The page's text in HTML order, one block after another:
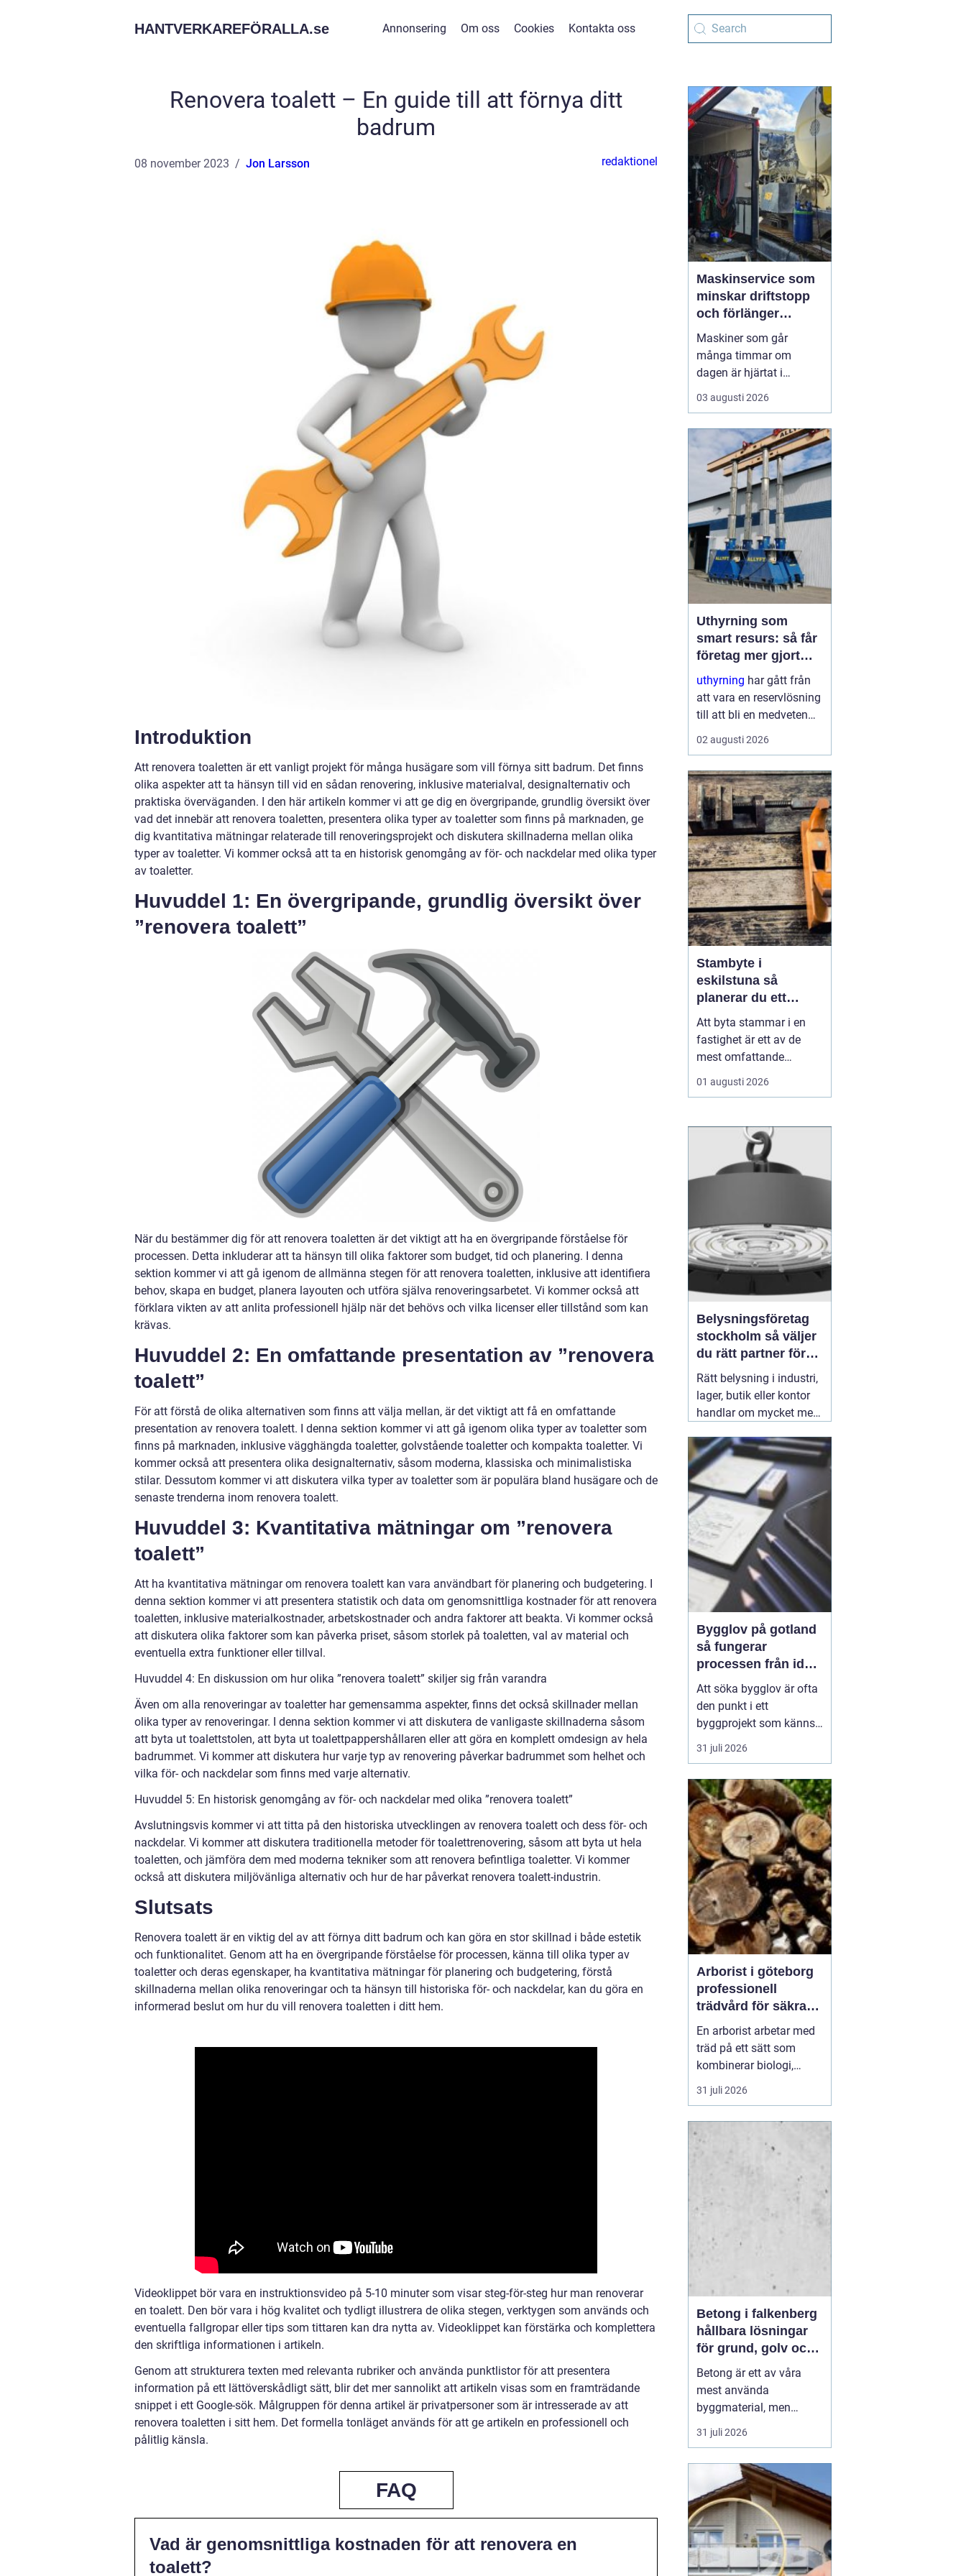
HANTVERKAREFÖRALLA.se Annonsering Om oss Cookies Kontakta oss
Renovera toalett – En guide till att förnya ditt
badrum
08 november 2023 Jon Larsson redaktionel
Introduktion
Att renovera toaletten är ett vanligt projekt för många husägare som vill förnya sitt badrum. Det finns
olika aspekter att ta hänsyn till vid en sådan renovering, inklusive materialval, designalternativ och
praktiska överväganden. I den här artikeln kommer vi att ge dig en övergripande, grundlig översikt över
vad det innebär att renovera toaletten, presentera olika typer av toaletter som finns på marknaden, ge
dig kvantitativa mätningar relaterade till renoveringsprojekt och diskutera skillnaderna mellan olika
typer av toaletter. Vi kommer också att ta en historisk genomgång av för- och nackdelar med olika typer
av toaletter.
Huvuddel 1: En övergripande, grundlig översikt över
”renovera toalett”
När du bestämmer dig för att renovera toaletten är det viktigt att ha en övergripande förståelse för
processen. Detta inkluderar att ta hänsyn till olika faktorer som budget, tid och planering. I denna
sektion kommer vi att gå igenom de allmänna stegen för att renovera toaletten, inklusive att identifiera
behov, skapa en budget, planera layouten och utföra själva renoveringsarbetet. Vi kommer också att
förklara vikten av att anlita professionell hjälp när det behövs och vilka licenser eller tillstånd som kan
krävas.
Huvuddel 2: En omfattande presentation av ”renovera
toalett”
För att förstå de olika alternativen som finns att välja mellan, är det viktigt att få en omfattande
presentation av renovera toalett. I denna sektion kommer vi att gå igenom olika typer av toaletter som
finns på marknaden, inklusive vägghängda toaletter, golvstående toaletter och kompakta toaletter. Vi
kommer också att presentera olika designalternativ, såsom moderna, klassiska och minimalistiska
stilar. Dessutom kommer vi att diskutera vilka typer av toaletter som är populära bland husägare och de
senaste trenderna inom renovera toalett.
Huvuddel 3: Kvantitativa mätningar om ”renovera
toalett”
Att ha kvantitativa mätningar om renovera toalett kan vara användbart för planering och budgetering. I
denna sektion kommer vi att presentera statistik och data om genomsnittliga kostnader för att renovera
toaletten, inklusive materialkostnader, arbetskostnader och andra faktorer att beakta. Vi kommer också
att diskutera olika faktorer som kan påverka priset, såsom storlek på toaletten, val av material och
eventuella extra funktioner eller tillval.
Huvuddel 4: En diskussion om hur olika ”renovera toalett” skiljer sig från varandra
Även om alla renoveringar av toaletter har gemensamma aspekter, finns det också skillnader mellan
olika typer av renoveringar. I denna sektion kommer vi att diskutera de vanligaste skillnaderna såsom
att byta ut toalettstolen, att byta ut toalettpappershållaren eller att göra en komplett omdesign av hela
badrummet. Vi kommer att diskutera hur varje typ av renovering påverkar badrummet som helhet och
vilka för- och nackdelar som finns med varje alternativ.
Huvuddel 5: En historisk genomgång av för- och nackdelar med olika ”renovera toalett”
Avslutningsvis kommer vi att titta på den historiska utvecklingen av renovera toalett och dess för- och
nackdelar. Vi kommer att diskutera traditionella metoder för toalettrenovering, såsom att byta ut hela
toaletten, och jämföra dem med moderna tekniker som att renovera befintliga toaletter. Vi kommer
också att diskutera miljövänliga alternativ och hur de har påverkat renovera toalett-industrin.
Slutsats
Renovera toalett är en viktig del av att förnya ditt badrum och kan göra en stor skillnad i både estetik
och funktionalitet. Genom att ha en övergripande förståelse för processen, känna till olika typer av
toaletter och deras egenskaper, ha kvantitativa mätningar för planering och budgetering, förstå
skillnaderna mellan olika renoveringar och ta hänsyn till historiska för- och nackdelar, kan du göra en
informerad beslut om hur du vill renovera toaletten i ditt hem.
Videoklippet bör vara en instruktionsvideo på 5-10 minuter som visar steg-för-steg hur man renoverar
en toalett. Den bör vara i hög kvalitet och tydligt illustrera de olika stegen, verktygen som används och
eventuella fallgropar eller tips som tittaren kan dra nytta av. Videoklippet kan förstärka och komplettera
den skriftliga informationen i artikeln.
Genom att strukturera texten med relevanta rubriker och använda punktlistor för att presentera
information på ett lättöverskådligt sätt, blir det mer sannolikt att artikeln visas som en framträdande
snippet i ett Google-sök. Målgruppen för denna artikel är privatpersoner som är intresserade av att
renovera toaletten i sitt hem. Det formella tonläget används för att ge artikeln en professionell och
pålitlig känsla.
FAQ
Vad är genomsnittliga kostnaden för att renovera en
toalett?
Maskinservice som
minskar driftstopp
och förlänger
livslängden
Maskiner som går
många timmar om
dagen är hjärtat i
entreprenad, skog och
lantbruk. När de stannar,
genomtänkt
maskinservice intebara
en kostnad, utan ett sätt
a...
03 augusti 2026
Uthyrning som
smart resurs: så får
företag mer gjort
med mindre
uthyrning har gått från
att vara en reservlösning
till att bli en medveten
strategi för många
företag. I stället för att
utrustning väljer allt fler
att hyra. Det frigör både
pengar o...
02 augusti 2026
Stambyte i
eskilstuna så
planerar du ett
tryggt och hållbart
projekt
Att byta stammar i en
fastighet är ett av de
mest omfattande
ingreppen som kan
göras i ett hus.
nödvändig åtgärd för att
undvika vattenskador,
fuktproblem och
kostsamma akuta
fastighetsäga...
01 augusti 2026
Belysningsföretag
stockholm så väljer
du rätt partner för
professionell
ljussättning
Rätt belysning i industri,
lager, butik eller kontor
handlar om mycket mer
Ljuset påverkar säkerhet,
energikostnader,
produktivitet och hur en
lokal upplevs varje dag.
När företag i Stockholm
letar
31 juli 2026
Bygglov på gotland
så fungerar
processen från idé
till godkänt beslut
Att söka bygglov är ofta
den punkt i ett
byggprojekt som känns
mest osäker. Frågorna
hopar sig: vilka
länge tar det, vad säger
detaljplanen och hur
påverkas tidsplanen? På
Gotland tillkommer
dessutom särskilda
hänsyn, som kultur...
31 juli 2026
Arborist i göteborg
professionell
trädvård för säkra
och friska träd
En arborist arbetar med
träd på ett sätt som
kombinerar biologi,
säkerhet och hantverk. I
en stad som Göteborg,
med tät bebyggelse,
krävs genomtänkt
trädvård för att både
människor och träd ska
må bra. Många
fastighetsägare, bos...
31 juli 2026
Betong i falkenberg
hållbara lösningar
för grund, golv och
utemiljö
Betong är ett av våra
mest använda
byggmaterial, men
också ett av de mest
missförstådda. Många
ytor, men modern betong
i Falkenberg handlar lika
mycket om design,
precision och långsiktig
funktion. För den som
planerar ny grund...
31 juli 2026